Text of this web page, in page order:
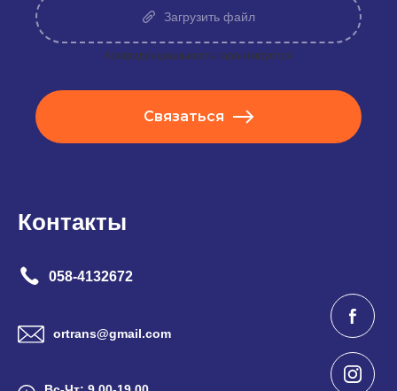
Загрузить файл
Конфиденциальность гарантируется
Связаться
Контакты
058-4132672
ortrans@gmail.com